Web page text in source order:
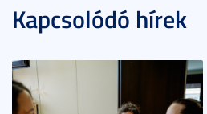
Kapcsolódó hírek